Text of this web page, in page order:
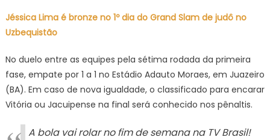
Jéssica Lima é bronze no 1º dia do Grand Slam de judô no
Uzbequistão
No duelo entre as equipes pela sétima rodada da primeira
fase, empate por 1 a 1 no Estádio Adauto Moraes, em Juazeiro
(BA). Em caso de nova igualdade, o classificado para encarar
Vitória ou Jacuipense na final será conhecido nos pênaltis.
A bola vai rolar no fim de semana na TV Brasil!